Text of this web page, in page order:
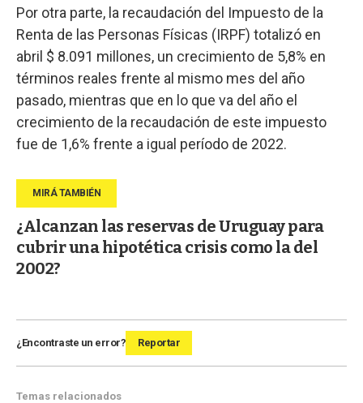
Por otra parte, la recaudación del Impuesto de la
Renta de las Personas Físicas (IRPF) totalizó en
abril $ 8.091 millones, un crecimiento de 5,8% en
términos reales frente al mismo mes del año
pasado, mientras que en lo que va del año el
crecimiento de la recaudación de este impuesto
fue de 1,6% frente a igual período de 2022.
¿Alcanzan las reservas de Uruguay para
cubrir una hipotética crisis como la del
2002?
¿Encontraste un error? Reportar
Temas relacionados